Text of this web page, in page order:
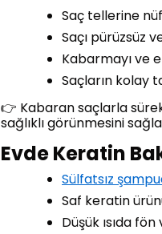
Saç tellerine
Saçı pürüzsüz
Kabarmayı ve
Saçların kolay
👉 Kabaran saçlarla
sağlıklı görünmesini
Evde Keratin
Sülfatsız
Saf keratin
Düşük ısıda